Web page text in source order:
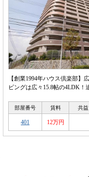
【創業1994年ハウス倶楽部
ビングは広々15.8帖の4LDK！
部屋番号 賃料 共
401 12万円